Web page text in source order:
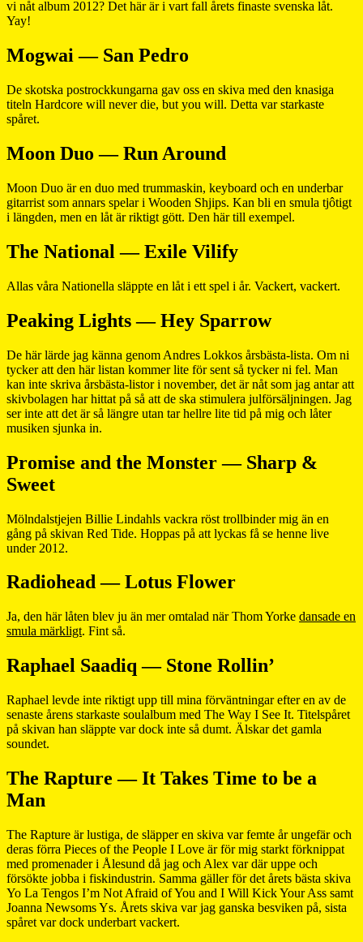
vi nåt album 2012? Det här är i vart fall årets finaste svenska låt.
Yay!
Mogwai — San Pedro
De skotska postrockkungarna gav oss en skiva med den knasiga
titeln Hardcore will never die, but you will. Detta var starkaste
spåret.
Moon Duo — Run Around
Moon Duo är en duo med trummaskin, keyboard och en underbar
gitarrist som annars spelar i Wooden Shjips. Kan bli en smula tjôtigt
i längden, men en låt är riktigt gött. Den här till exempel.
The National — Exile Vilify
Allas våra Nationella släppte en låt i ett spel i år. Vackert, vackert.
Peaking Lights — Hey Sparrow
De här lärde jag känna genom Andres Lokkos årsbästa-lista. Om ni
tycker att den här listan kommer lite för sent så tycker ni fel. Man
kan inte skriva årsbästa-listor i november, det är nåt som jag antar att
skivbolagen har hittat på så att de ska stimulera julförsäljningen. Jag
ser inte att det är så längre utan tar hellre lite tid på mig och låter
musiken sjunka in.
Promise and the Monster — Sharp &
Sweet
Mölndalstjejen Billie Lindahls vackra röst trollbinder mig än en
gång på skivan Red Tide. Hoppas på att lyckas få se henne live
under 2012.
Radiohead — Lotus Flower
Ja, den här låten blev ju än mer omtalad när Thom Yorke dansade en
smula märkligt. Fint så.
Raphael Saadiq — Stone Rollin’
Raphael levde inte riktigt upp till mina förväntningar efter en av de
senaste årens starkaste soulalbum med The Way I See It. Titelspåret
på skivan han släppte var dock inte så dumt. Älskar det gamla
soundet.
The Rapture — It Takes Time to be a
Man
The Rapture är lustiga, de släpper en skiva var femte år ungefär och
deras förra Pieces of the People I Love är för mig starkt förknippat
med promenader i Ålesund då jag och Alex var där uppe och
försökte jobba i fiskindustrin. Samma gäller för det årets bästa skiva
Yo La Tengos I’m Not Afraid of You and I Will Kick Your Ass samt
Joanna Newsoms Ys. Årets skiva var jag ganska besviken på, sista
spåret var dock underbart vackert.